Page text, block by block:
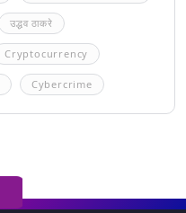
उद्धव ठाकरे
Cryptocurrency
Cybercrime